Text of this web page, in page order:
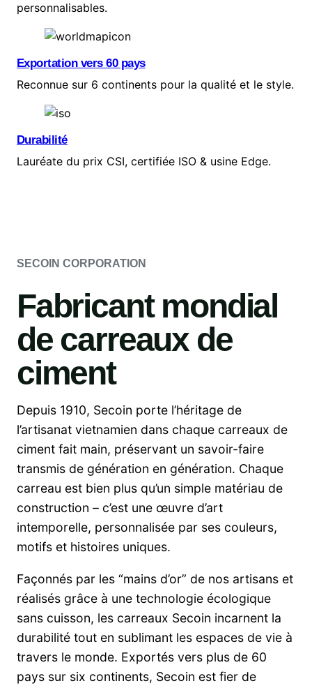
personnalisables.
Exportation vers 60 pays
Reconnue sur 6 continents pour la qualité et le style.
Durabilité
Lauréate du prix CSI, certifiée ISO & usine Edge.
SECOIN CORPORATION
Fabricant mondial
de carreaux de
ciment
Depuis 1910, Secoin porte l’héritage de
l’artisanat vietnamien dans chaque carreaux de
ciment fait main, préservant un savoir-faire
transmis de génération en génération. Chaque
carreau est bien plus qu’un simple matériau de
construction – c’est une œuvre d’art
intemporelle, personnalisée par ses couleurs,
motifs et histoires uniques.
Façonnés par les “mains d’or” de nos artisans et
réalisés grâce à une technologie écologique
sans cuisson, les carreaux Secoin incarnent la
durabilité tout en sublimant les espaces de vie à
travers le monde. Exportés vers plus de 60
pays sur six continents, Secoin est fier de